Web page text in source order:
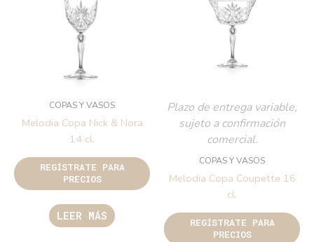
COPAS Y VASOS
Melodia Copa Nick & Nora
14 cl.
REGÍSTRATE PARA
PRECIOS
LEER MÁS
Plazo de entrega variable,
sujeto a confirmación
comercial.
COPAS Y VASOS
Melodia Copa Coupette 16
cl.
REGÍSTRATE PARA
PRECIOS